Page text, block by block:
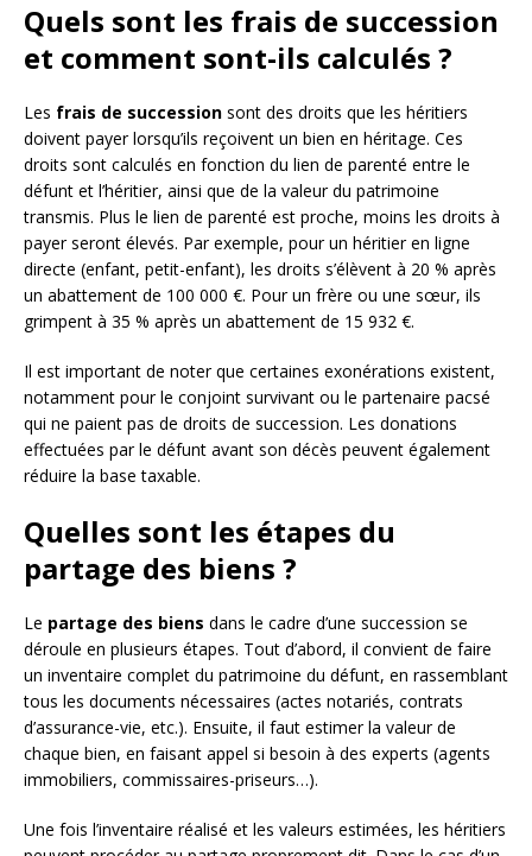
Quels sont les frais de succession
et comment sont-ils calculés ?
Les frais de succession sont des droits que les héritiers
doivent payer lorsqu’ils reçoivent un bien en héritage. Ces
droits sont calculés en fonction du lien de parenté entre le
défunt et l’héritier, ainsi que de la valeur du patrimoine
transmis. Plus le lien de parenté est proche, moins les droits à
payer seront élevés. Par exemple, pour un héritier en ligne
directe (enfant, petit-enfant), les droits s’élèvent à 20 % après
un abattement de 100 000 €. Pour un frère ou une sœur, ils
grimpent à 35 % après un abattement de 15 932 €.
Il est important de noter que certaines exonérations existent,
notamment pour le conjoint survivant ou le partenaire pacsé
qui ne paient pas de droits de succession. Les donations
effectuées par le défunt avant son décès peuvent également
réduire la base taxable.
Quelles sont les étapes du
partage des biens ?
Le partage des biens dans le cadre d’une succession se
déroule en plusieurs étapes. Tout d’abord, il convient de faire
un inventaire complet du patrimoine du défunt, en rassemblant
tous les documents nécessaires (actes notariés, contrats
d’assurance-vie, etc.). Ensuite, il faut estimer la valeur de
chaque bien, en faisant appel si besoin à des experts (agents
immobiliers, commissaires-priseurs…).
Une fois l’inventaire réalisé et les valeurs estimées, les héritiers